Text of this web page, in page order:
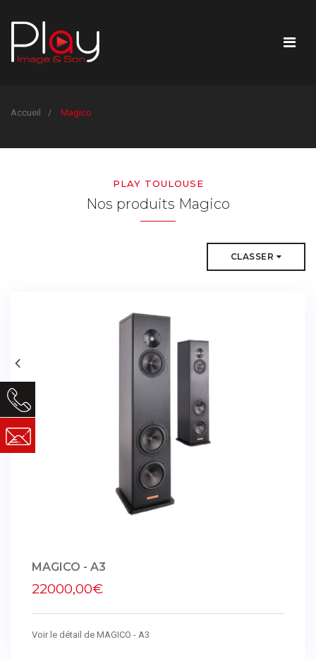
Accueil Magico
PLAY TOULOUSE
Nos produits Magico
CLASSER
MAGICO - A3
22000,00€
Voir le détail de MAGICO - A3